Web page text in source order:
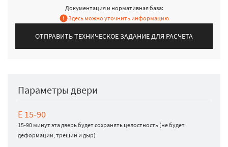
Документация и нормативная база:
Здесь можно уточнить информацию
ОТПРАВИТЬ ТЕХНИЧЕСКОЕ ЗАДАНИЕ ДЛЯ РАСЧЕТА
Параметры двери
E 15-90
15-90 минут эта дверь будет сохранять целостность (не будет
деформации, трещин и дыр)